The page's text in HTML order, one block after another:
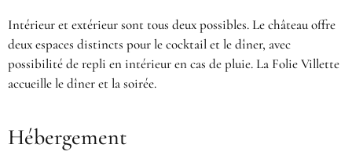
Intérieur et extérieur sont tous deux possibles. Le château offre
deux espaces distincts pour le cocktail et le dîner, avec
possibilité de repli en intérieur en cas de pluie. La Folie Villette
accueille le dîner et la soirée.
Hébergement